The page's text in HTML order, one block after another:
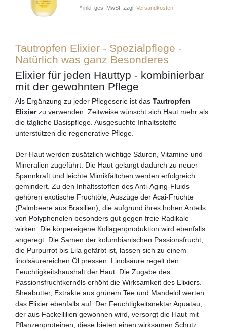
*inkl. ges. MwSt. zzgl.Versandkosten
Tautropfen Elixier - Spezialpflege -
Natürlich was ganz Besonderes
Elixier für jeden Hauttyp - kombinierbar
mit der gewohnten Pflege
Als Ergänzung zu jeder Pflegeserie ist das Tautropfen
Elixierzu verwenden. Zeitweise wünscht sich Haut mehr als
die tägliche Basispflege. Ausgesuchte Inhaltsstoffe
unterstützen die regenerative Pflege.
Der Haut werden zusätzlich wichtige Säuren, Vitamine und
Mineralien zugeführt. Die Haut gelangt dadurch zu neuer
Spannkraft und leichte Mimikfältchen werden erfolgreich
gemindert. Zu den Inhaltsstoffen des Anti-Aging-Fluids
gehören exotische Fruchtöle, Auszüge der Acai-Früchte
(Palmbeere aus Brasilien), die aufgrund ihres hohen Anteils
von Polyphenolen besonders gut gegen freie Radikale
wirken. Die körpereigene Kollagenproduktion wird ebenfalls
angeregt. Die Samen der kolumbianischen Passionsfrucht,
die Purpurrot bis Lila gefärbt ist, lassen sich zu einem
linolsäurereichen Öl pressen. Linolsäure regelt den
Feuchtigkeitshaushalt der Haut. Die Zugabe des
Passionsfruchtkernöls erhöht die Wirksamkeit des Elixiers.
Sheabutter, Extrakte aus grünem Tee und Mandelöl werten
das Elixier ebenfalls auf. Der Feuchtigkeitsnektar Aquatau,
der aus Fackellilien gewonnen wird, versorgt die Haut mit
Pflanzenproteinen, diese bieten einen wirksamen Schutz